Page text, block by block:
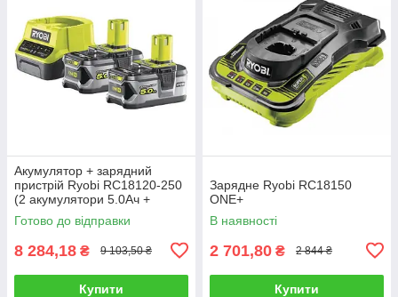
Акумулятор + зарядний
пристрій Ryobi RC18120-250
(2 акумулятори 5.0Aч +
зарядний пристрій RC18120)
Готово до відправки
8 284,18 ₴ 9 103,50 ₴
Купити
Зарядне Ryobi RC18150
ONE+
В наявності
2 701,80 ₴ 2 844 ₴
Купити